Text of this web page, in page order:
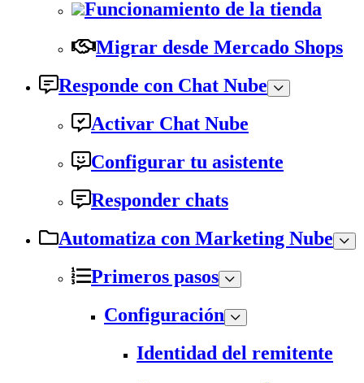
Funcionamiento de la tienda
Migrar desde Mercado Shops
Responde con Chat Nube
Activar Chat Nube
Configurar tu asistente
Responder chats
Automatiza con Marketing Nube
Primeros pasos
Configuración
Identidad del remitente